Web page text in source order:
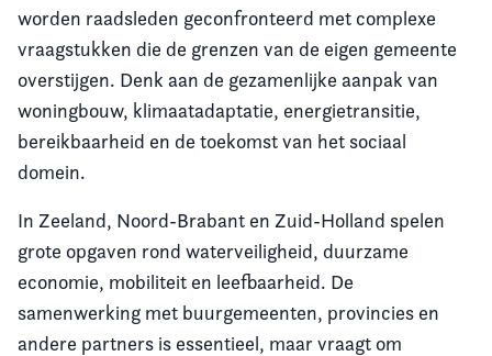
worden raadsleden geconfronteerd met complexe
vraagstukken die de grenzen van de eigen gemeente
overstijgen. Denk aan de gezamenlijke aanpak van
woningbouw, klimaatadaptatie, energietransitie,
bereikbaarheid en de toekomst van het sociaal
domein.
In Zeeland, Noord-Brabant en Zuid-Holland spelen
grote opgaven rond waterveiligheid, duurzame
economie, mobiliteit en leefbaarheid. De
samenwerking met buurgemeenten, provincies en
andere partners is essentieel, maar vraagt om